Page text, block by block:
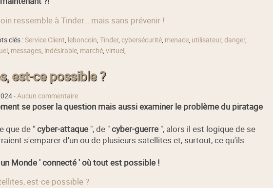
ressemble à Tinder… mais sans prévenir !
clés :Service Client, leboncoin, Tinder, cybersécurité, menace, utilisateur, danger,
, messages, indésirable, marché, virtuel,
est-ce possible ?
-Aucun commentaire
se poser la question mais aussi examiner le problème du piratage
que de "cyber-attaque", de "cyber-guerre", alors il est logique de se
s'emparer d'un ou de plusieurs satellites et, surtout, ce qu'ils
Monde ' connecté ' où tout est possible !
est-ce possible ?